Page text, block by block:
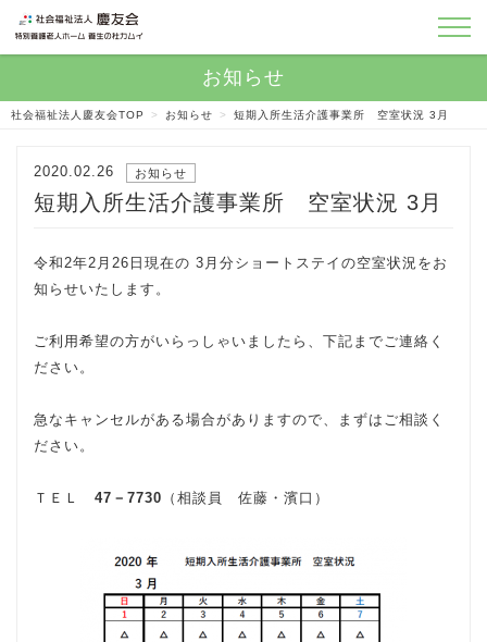
社会福祉法人慶友会TOP > お知らせ > 短期入所生活介護事業所 空室状況 3月
2020.02.26 お知らせ
短期入所生活介護事業所 空室状況 3月
令和2年2月26日現在の 3月分ショートステイの空室状況をお
知らせいたします。
ご利用希望の方がいらっしゃいましたら、下記までご連絡く
ださい。
急なキャンセルがある場合がありますので、まずはご相談く
ださい。
ＴＥＬ 47－7730 （相談員 佐藤・濱口）